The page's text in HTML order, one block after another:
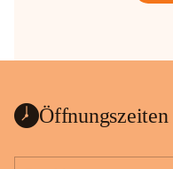
Öffnungszeiten